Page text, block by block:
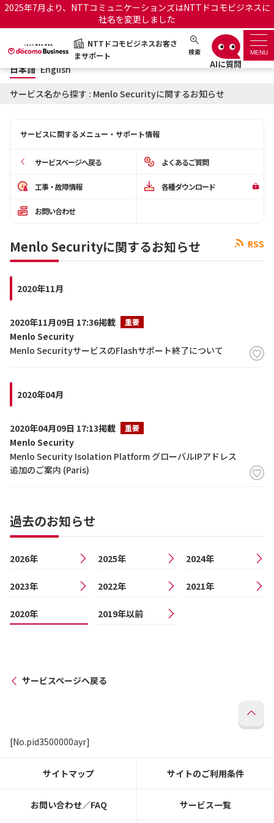
2025年7月より、NTTコミュニケーションズはNTTドコモビジネスに
社名を変更しました
NTTドコモビジネスお客さ
まサポート
検索 MENU
NTTドコモビジネスお客さまサポート 日本語 English
サポートトップ
お知らせ サポートサイトの使い方
OCNのお客さまはこちら
オフィシャルサイト
日本語 English
サービス名から探す : Menlo Securityに関するお知らせ
サービスに関するメニュー・サポート情報
サービスページへ戻る よくあるご質問
工事・故障情報 各種ダウンロード
お問い合わせ
RSS
Menlo Securityに関するお知らせ
2020年11月
2020年11月09日 17:36掲載 重要
Menlo Security
Menlo SecurityサービスのFlashサポート終了について
2020年04月
2020年04月09日 17:13掲載 重要
Menlo Security
Menlo Security Isolation Platform グローバルIPアドレス
追加のご案内 (Paris)
過去のお知らせ
2026年 2025年 2024年
2023年 2022年 2021年
2020年 2019年以前
サービスページへ戻る
[No.pid3500000ayr]
サイトマップ サイトのご利用条件
お問い合わせ／FAQ サービス一覧